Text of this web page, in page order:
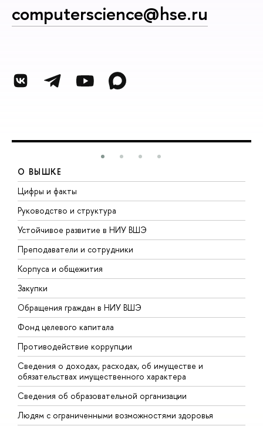
computerscience@hse.ru
О ВЫШКЕ
Цифры и факты
Руководство и структура
Устойчивое развитие в НИУ ВШЭ
Преподаватели и сотрудники
Корпуса и общежития
Закупки
Обращения граждан в НИУ ВШЭ
Фонд целевого капитала
Противодействие коррупции
Сведения о доходах, расходах, об имуществе и
обязательствах имущественного характера
Сведения об образовательной организации
Людям с ограниченными возможностями здоровья